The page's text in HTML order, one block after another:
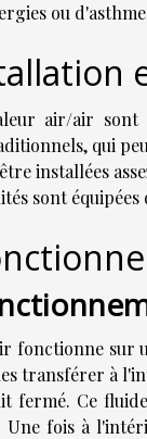
ou
air/air
qui
installées
sont
fonctionne sur
transférer à
fermé. Ce
Une fois à